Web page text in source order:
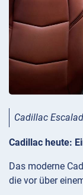
Cadillac
Cadillac heute:
Das moderne
die vor über